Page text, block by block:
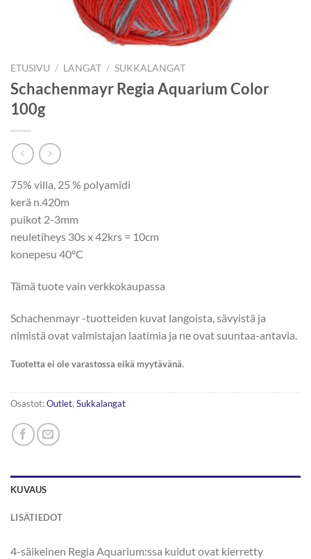
ETUSIVU / LANGAT / SUKKALANGAT
Schachenmayr Regia Aquarium Color
100g
75% villa, 25 % polyamidi
kerä n.420m
puikot 2-3mm
neuletiheys 30s x 42krs = 10cm
konepesu 40°C
Tämä tuote vain verkkokaupassa
Schachenmayr -tuotteiden kuvat langoista, sävyistä ja
nimistä ovat valmistajan laatimia ja ne ovat suuntaa-antavia.
Tuotetta ei ole varastossa eikä myytävänä.
Osastot:Outlet, Sukkalangat
KUVAUS
LISÄTIEDOT
4-säikeinen Regia Aquarium:ssa kuidut ovat kierretty